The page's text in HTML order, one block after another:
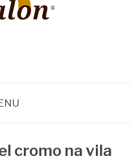
cromo na vila